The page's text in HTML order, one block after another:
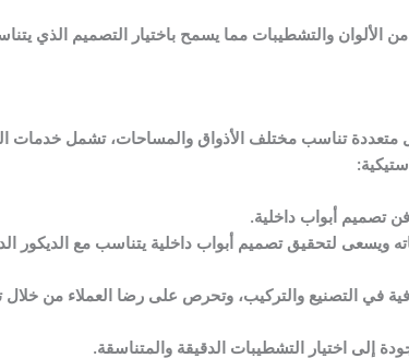
متعددة تناسب مختلف الأذواق والمساحات، تشمل خدمات
تصميم أبواب داخلية.
ويسعى لتحقيق تصميم أبواب داخلية يتناسب مع الديكور
في التصنيع والتركيب، وتحرص على رضا العملاء من خلال
إلى اختيار التشطيبات الدقيقة والمتناسقة.